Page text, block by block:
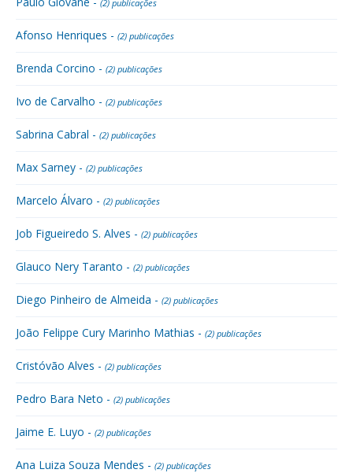
(2) publicações
Afonso Henriques - (2) publicações
Brenda Corcino - (2) publicações
Ivo de Carvalho - (2) publicações
Sabrina Cabral - (2) publicações
Max Sarney - (2) publicações
Marcelo Álvaro - (2) publicações
Job Figueiredo S. Alves - (2) publicações
Glauco Nery Taranto - (2) publicações
Diego Pinheiro de Almeida - (2) publicações
João Felippe Cury Marinho Mathias - (2) publicações
Cristóvão Alves - (2) publicações
Pedro Bara Neto - (2) publicações
Jaime E. Luyo - (2) publicações
Ana Luiza Souza Mendes - (2) publicações